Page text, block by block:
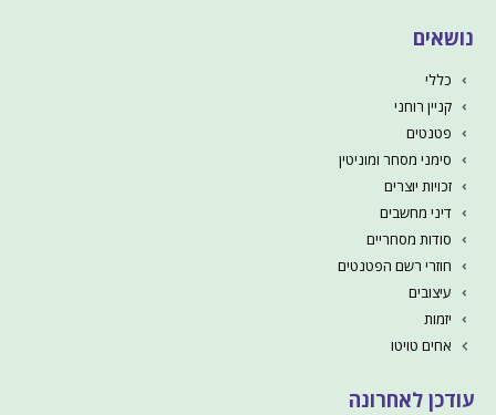
נושאים
כללי
קניין רוחני
פטנטים
סימני מסחר ומוניטין
זכויות יוצרים
דיני מחשבים
סודות מסחריים
חוזרי רשם הפטנטים
עיצובים
יזמות
אחים טויטו
עודכן לאחרונה